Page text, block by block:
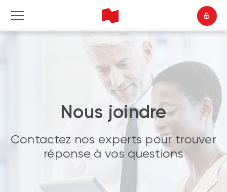
Nous joindre
Contactez nos experts pour trouver
réponse à vos questions